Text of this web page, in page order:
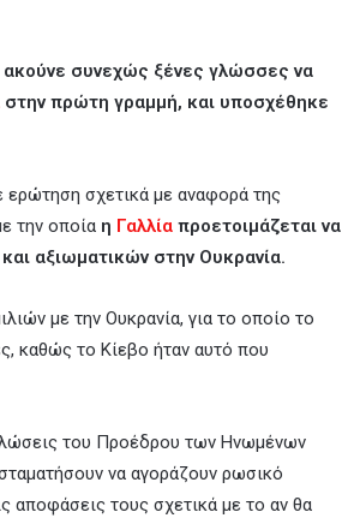
συνεχώς ξένες γλώσσες να
στην πρώτη γραμμή, και υποσχέθηκε
ερώτηση σχετικά με αναφορά της
την οποία η Γαλλία προετοιμάζεται να
αξιωματικών στην Ουκρανία.
με την Ουκρανία, για το οποίο το
καθώς το Κίεβο ήταν αυτό που
του Προέδρου των Ηνωμένων
να αγοράζουν ρωσικό
αποφάσεις τους σχετικά με το αν θα